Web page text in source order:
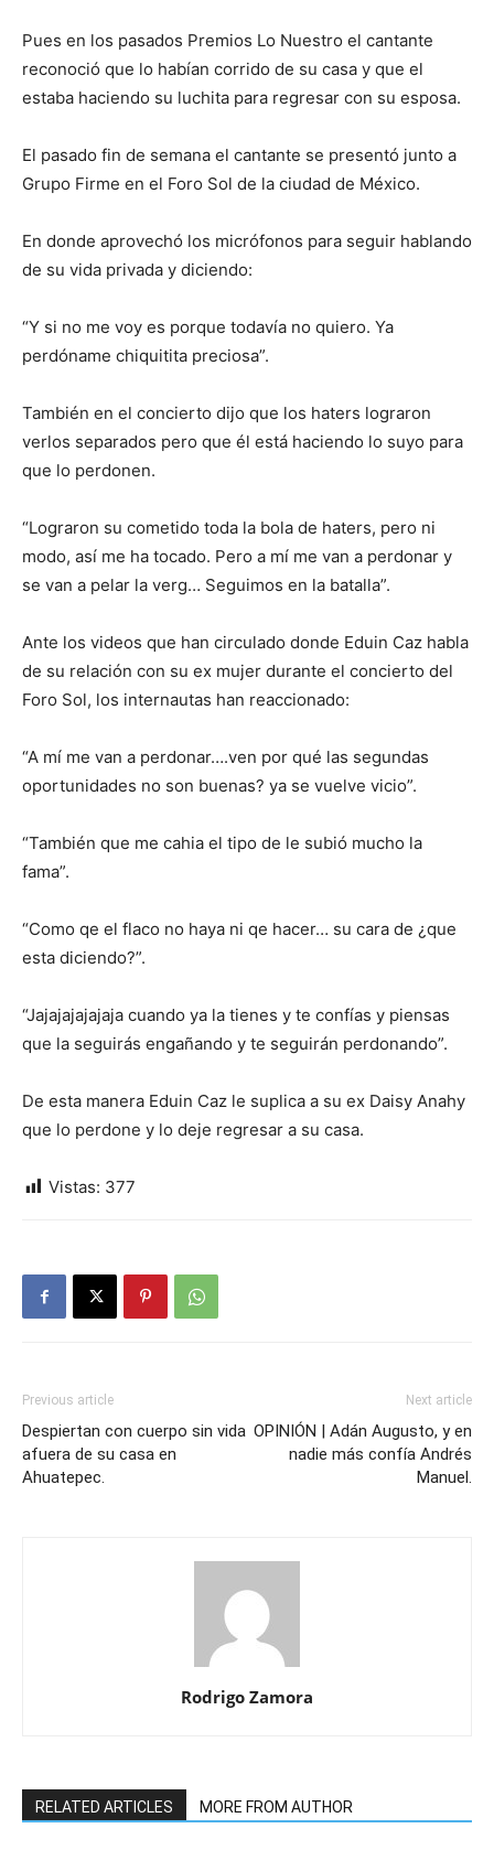
Pues en los pasados Premios Lo Nuestro el cantante
reconoció que lo habían corrido de su casa y que el
estaba haciendo su luchita para regresar con su esposa.
El pasado fin de semana el cantante se presentó junto a
Grupo Firme en el Foro Sol de la ciudad de México.
En donde aprovechó los micrófonos para seguir hablando
de su vida privada y diciendo:
“Y si no me voy es porque todavía no quiero. Ya
perdóname chiquitita preciosa”.
También en el concierto dijo que los haters lograron
verlos separados pero que él está haciendo lo suyo para
que lo perdonen.
“Lograron su cometido toda la bola de haters, pero ni
modo, así me ha tocado. Pero a mí me van a perdonar y
se van a pelar la verg… Seguimos en la batalla”.
Ante los videos que han circulado donde Eduin Caz habla
de su relación con su ex mujer durante el concierto del
Foro Sol, los internautas han reaccionado:
“A mí me van a perdonar….ven por qué las segundas
oportunidades no son buenas? ya se vuelve vicio”.
“También que me cahia el tipo de le subió mucho la
fama”.
“Como qe el flaco no haya ni qe hacer… su cara de ¿que
esta diciendo?”.
“Jajajajajajaja cuando ya la tienes y te confías y piensas
que la seguirás engañando y te seguirán perdonando”.
De esta manera Eduin Caz le suplica a su ex Daisy Anahy
que lo perdone y lo deje regresar a su casa.
Vistas: 377
Previous article
Despiertan con cuerpo sin vida
afuera de su casa en
Ahuatepec.
Next article
OPINIÓN | Adán Augusto, y en
nadie más confía Andrés
Manuel.
Rodrigo Zamora
RELATED ARTICLES MORE FROM AUTHOR